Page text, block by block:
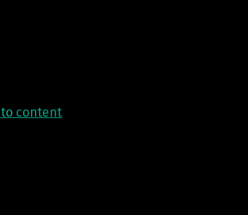
content